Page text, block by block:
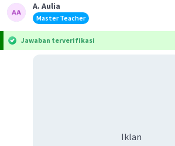
A. Aulia
Master Teacher
Jawaban terverifikasi
Iklan